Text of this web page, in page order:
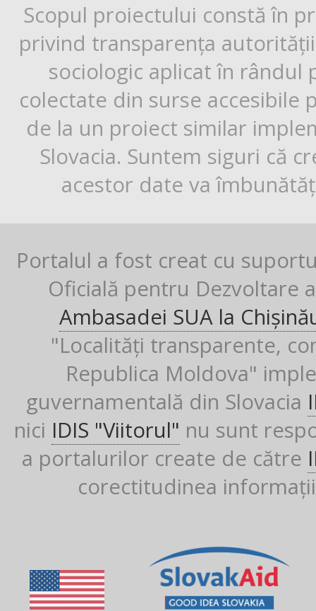
Scopul proiectului constă în
privind transparența
sociologic aplicat în rândul
colectate din surse
de la un proiect similar
Slovacia. Suntem siguri că
acestor date va
Portalul a fost creat cu
Oficială pentru Dezvoltare
Ambasadei SUA la
"Localități transparente,
Republica Moldova"
guvernamentală din Slovacia
nici IDIS "Viitorul" nu sunt
a portalurilor create de către
corectitudinea